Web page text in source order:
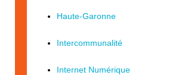
Haute-Garonne
Intercommunalité
Internet Numérique